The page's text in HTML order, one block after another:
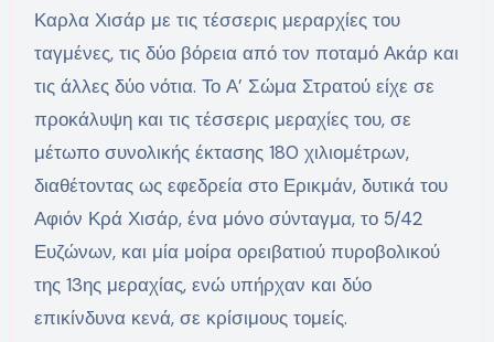
Καρλα Χισάρ με τις τέσσερις μεραρχίες του
ταγμένες, τις δύο βόρεια από τον ποταμό Ακάρ και
τις άλλες δύο νότια. Το Α’ Σώμα Στρατού είχε σε
προκάλυψη και τις τέσσερις μεραχίες του, σε
μέτωπο συνολικής έκτασης 180 χιλιομέτρων,
διαθέτοντας ως εφεδρεία στο Ερικμάν, δυτικά του
Αφιόν Κρά Χισάρ, ένα μόνο σύνταγμα, το 5/42
Ευζώνων, και μία μοίρα ορειβατιού πυροβολικού
της 13ης μεραχίας, ενώ υπήρχαν και δύο
επικίνδυνα κενά, σε κρίσιμους τομείς.